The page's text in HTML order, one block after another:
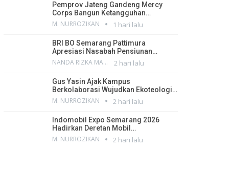
Pemprov Jateng Gandeng Mercy
Corps Bangun Ketangguhan…
M. NURROZIKAN 1 hari lalu
BRI BO Semarang Pattimura
Apresiasi Nasabah Pensiunan…
NANDA RIZKA MAHENDRA 2 hari lalu
Gus Yasin Ajak Kampus
Berkolaborasi Wujudkan Ekoteologi…
M. NURROZIKAN 2 hari lalu
Indomobil Expo Semarang 2026
Hadirkan Deretan Mobil…
M. NURROZIKAN 2 hari lalu